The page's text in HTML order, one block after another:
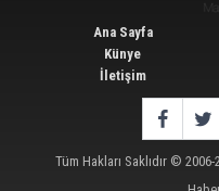
Ana Sayfa
Künye
İletişim
Tüm Hakları Saklıdır © 2006-